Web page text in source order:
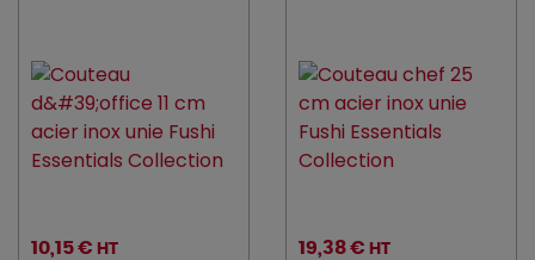
10,15 € HT
19,38 € HT